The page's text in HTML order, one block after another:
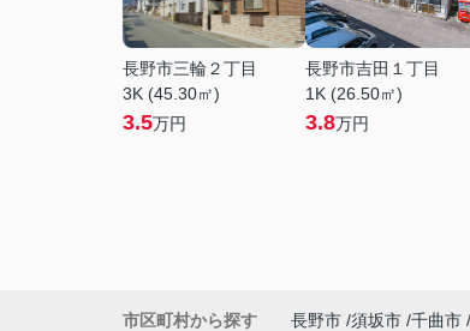
長野市三輪２丁目
3K (45.30㎡)
3.5万円
長野市吉田１丁目
1K (26.50㎡)
3.8万円
市区町村から探す 長野市 須坂市 千曲市